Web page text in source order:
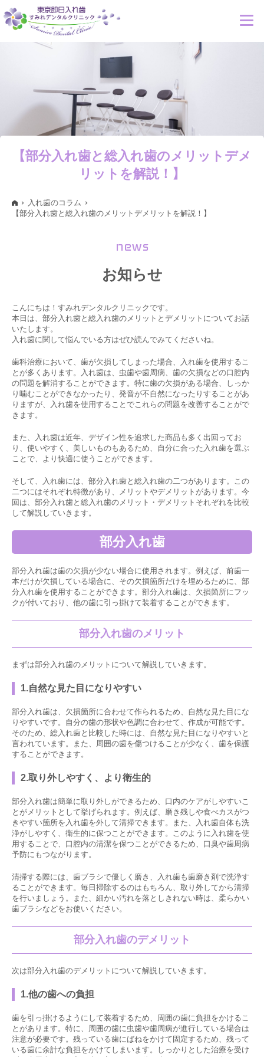
【部分入れ歯と総入れ歯のメリットデメ
リットを解説！】
入れ歯のコラム
【部分入れ歯と総入れ歯のメリットデメリットを解説！】
news
お知らせ
こんにちは！すみれデンタルクリニックです。
本日は、部分入れ歯と総入れ歯のメリットとデメリットについてお話
いたします。
入れ歯に関して悩んでいる方はぜひ読んでみてくださいね。
歯科治療において、歯が欠損してしまった場合、入れ歯を使用するこ
とが多くあります。入れ歯は、虫歯や歯周病、歯の欠損などの口腔内
の問題を解消することができます。特に歯の欠損がある場合、しっか
り噛むことができなかったり、発音が不自然になったりすることがあ
りますが、入れ歯を使用することでこれらの問題を改善することがで
きます。
また、入れ歯は近年、デザイン性を追求した商品も多く出回ってお
り、使いやすく、美しいものもあるため、自分に合った入れ歯を選ぶ
ことで、より快適に使うことができます。
そして、入れ歯には、部分入れ歯と総入れ歯の二つがあります。この
二つにはそれぞれ特徴があり、メリットやデメリットがあります。今
回は、部分入れ歯と総入れ歯のメリット・デメリットそれぞれを比較
して解説していきます。
部分入れ歯
部分入れ歯は歯の欠損が少ない場合に使用されます。例えば、前歯一
本だけが欠損している場合に、その欠損箇所だけを埋めるために、部
分入れ歯を使用することができます。部分入れ歯は、欠損箇所にフッ
クが付いており、他の歯に引っ掛けて装着することができます。
部分入れ歯のメリット
まずは部分入れ歯のメリットについて解説していきます。
1.自然な見た目になりやすい
部分入れ歯は、欠損箇所に合わせて作られるため、自然な見た目にな
りやすいです。自分の歯の形状や色調に合わせて、作成が可能です。
そのため、総入れ歯と比較した時には、自然な見た目になりやすいと
言われています。また、周囲の歯を傷つけることが少なく、歯を保護
することができます。
2.取り外しやすく、より衛生的
部分入れ歯は簡単に取り外しができるため、口内のケアがしやすいこ
とがメリットとして挙げられます。例えば、磨き残しや食べカスがつ
きやすい箇所を入れ歯を外して清掃できます。また、入れ歯自体も洗
浄がしやすく、衛生的に保つことができます。このように入れ歯を使
用することで、口腔内の清潔を保つことができるため、口臭や歯周病
予防にもつながります。
清掃する際には、歯ブラシで優しく磨き、入れ歯も歯磨き剤で洗浄す
ることができます。毎日掃除するのはもちろん、取り外してから清掃
を行いましょう。また、細かい汚れを落としきれない時は、柔らかい
歯ブラシなどをお使いください。
部分入れ歯のデメリット
次は部分入れ歯のデメリットについて解説していきます。
1.他の歯への負担
歯を引っ掛けるようにして装着するため、周囲の歯に負担をかけるこ
とがあります。特に、周囲の歯に虫歯や歯周病が進行している場合は
注意が必要です。残っている歯にばねをかけて固定するため、残って
いる歯に余計な負担をかけてしまいます。しっかりとした治療を受け